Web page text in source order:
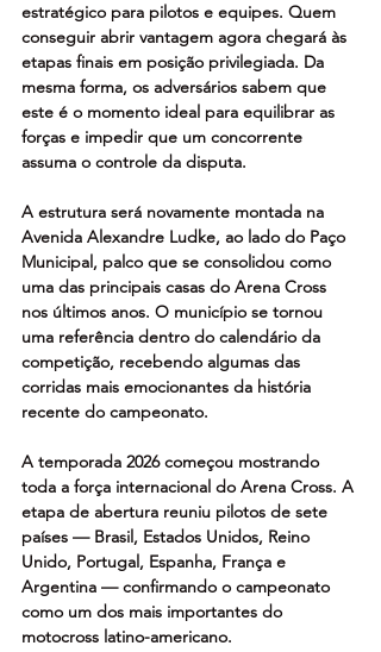
estratégico para pilotos e equipes. Quem
conseguir abrir vantagem agora chegará às
etapas finais em posição privilegiada. Da
mesma forma, os adversários sabem que
este é o momento ideal para equilibrar as
forças e impedir que um concorrente
assuma o controle da disputa.
A estrutura será novamente montada na
Avenida Alexandre Ludke, ao lado do Paço
Municipal, palco que se consolidou como
uma das principais casas do Arena Cross
nos últimos anos. O município se tornou
uma referência dentro do calendário da
competição, recebendo algumas das
corridas mais emocionantes da história
recente do campeonato.
A temporada 2026 começou mostrando
toda a força internacional do Arena Cross. A
etapa de abertura reuniu pilotos de sete
países — Brasil, Estados Unidos, Reino
Unido, Portugal, Espanha, França e
Argentina — confirmando o campeonato
como um dos mais importantes do
motocross latino-americano.